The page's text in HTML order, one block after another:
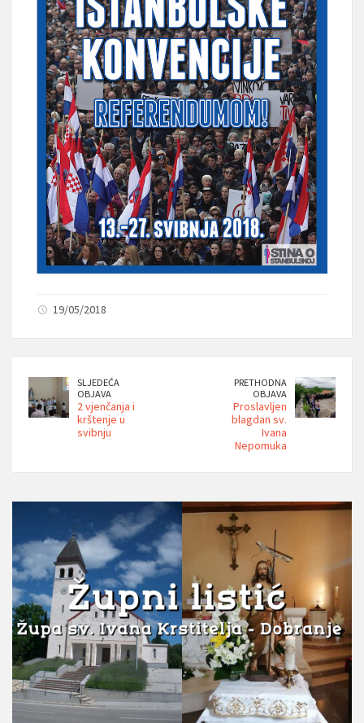
19/05/2018
SLJEDEĆA
OBJAVA
2 vjenčanja i
krštenje u
svibnju
PRETHODNA
OBJAVA
Proslavljen
blagdan sv.
Ivana
Nepomuka